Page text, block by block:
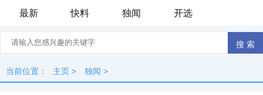
最新
快料 独闻 开选
当前位置： 主页 > 独闻 >